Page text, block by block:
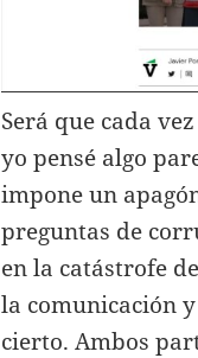
Será que cada
yo pensé algo
impone un
preguntas de
en la catástrofe
la comunicación
cierto. Ambos